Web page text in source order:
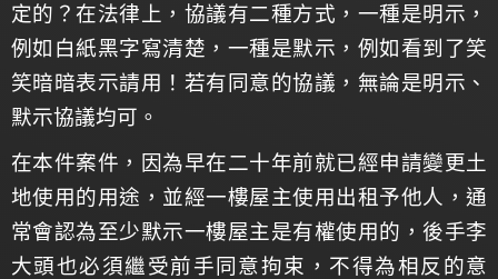
定的？在法律上，協議有二種方式，一種是明示，
例如白紙黑字寫清楚，一種是默示，例如看到了笑
笑暗暗表示請用！若有同意的協議，無論是明示、
默示協議均可。
在本件案件，因為早在二十年前就已經申請變更土
地使用的用途，並經一樓屋主使用出租予他人，通
常會認為至少默示一樓屋主是有權使用的，後手李
大頭也必須繼受前手同意拘束，不得為相反的意